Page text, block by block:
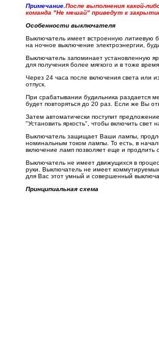
Примечание. После выполнения какой-
команда "Не мешай" приведут к
Особенности выключателя
Выключатель имеет встроенную литиевую
на ночное выключение электроэнергии,
Выключатель запоминает установленную
для получения более мягкого и в тоже
Через 24 часа после включения света или
отпуск.
При срабатывании будильника раздается
будет повторяться до 20 раз. Если же Вы
Затем автоматически поступит
"Установить яркость", чтобы включить
Выключатель защищает Ваши лампы,
номинальным током лампы. То есть, в
включение ламп позволяет еще и продлить
Выключатель не имеет движущихся в
руки. Выключатель не имеет
для Вас этот умный и совершенный
Принципиальная схема